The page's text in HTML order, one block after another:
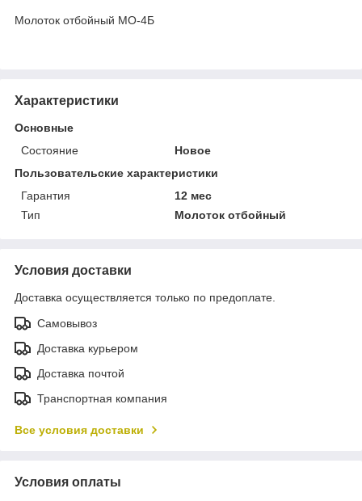
Молоток отбойный МО-4Б
Характеристики
Основные
Состояние
Новое
Пользовательские характеристики
Гарантия
12 мес
Тип
Молоток отбойный
Условия доставки
Доставка осуществляется только по предоплате.
Самовывоз
Доставка курьером
Доставка почтой
Транспортная компания
Все условия доставки
Условия оплаты